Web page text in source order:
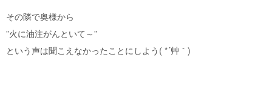
その隣で奥様から
”火に油注がんといて～”
という声は聞こえなかったことにしよう( *´艸｀)